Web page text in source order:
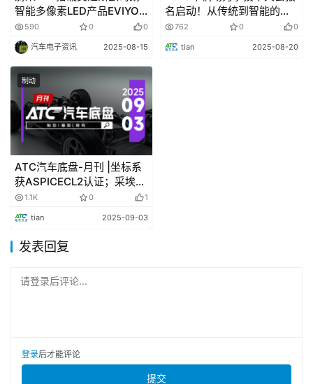
智能多像素LED产品EVIYOS
HD 25
590 0 0
汽车电子资讯 2025-08-15
名启动！从传统到智能的全
链创新
762 0 0
tian 2025-08-20
制动
ATC汽车底盘-月刊 |坐标系
获ASPICECL2认证；采埃孚
首个主动式后轮转向项目正
式投产
1.1K 0 1
tian 2025-09-03
发表回复
请登录后评论...
登录后才能评论
提交